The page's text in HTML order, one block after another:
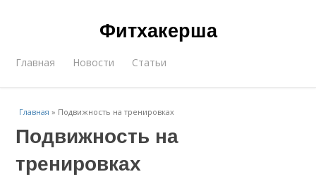
Фитхакерша
Главная Новости Статьи
Главная » Подвижность на тренировках
Подвижность на
тренировках